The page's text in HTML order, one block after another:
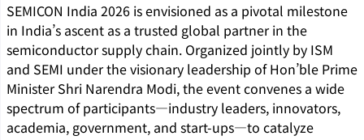
SEMICON India 2026 is envisioned as a pivotal milestone
in India’s ascent as a trusted global partner in the
semiconductor supply chain. Organized jointly by ISM
and SEMI under the visionary leadership of Hon’ble Prime
Minister Shri Narendra Modi, the event convenes a wide
spectrum of participants—industry leaders, innovators,
academia, government, and start-ups—to catalyze